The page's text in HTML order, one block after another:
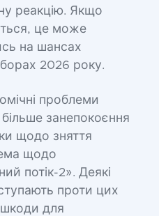
реакцію. Якщо
це може
на шансах
2026 року.
проблеми
занепокоєння
щодо зняття
щодо
потік-2». Деякі
проти цих
для